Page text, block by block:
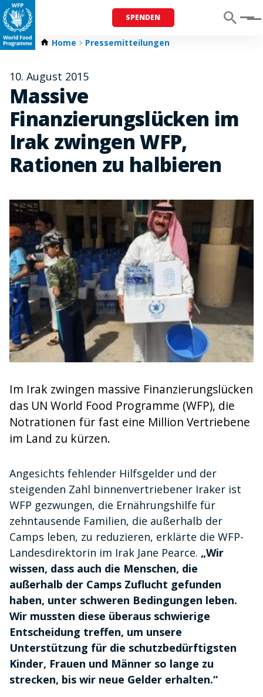
SPENDEN Menu
Home Pressemitteilungen
10. August 2015
Massive
Finanzierungslücken im
Irak zwingen WFP,
Rationen zu halbieren
Im Irak zwingen massive Finanzierungslücken
das UN World Food Programme (WFP), die
Notrationen für fast eine Million Vertriebene
im Land zu kürzen.
Angesichts fehlender Hilfsgelder und der
steigenden Zahl binnenvertriebener Iraker ist
WFP gezwungen, die Ernährungshilfe für
zehntausende Familien, die außerhalb der
Camps leben, zu reduzieren, erklärte die WFP-
Landesdirektorin im Irak Jane Pearce. „Wir
wissen, dass auch die Menschen, die
außerhalb der Camps Zuflucht gefunden
haben, unter schweren Bedingungen leben.
Wir mussten diese überaus schwierige
Entscheidung treffen, um unsere
Unterstützung für die schutzbedürftigsten
Kinder, Frauen und Männer so lange zu
strecken, bis wir neue Gelder erhalten.“